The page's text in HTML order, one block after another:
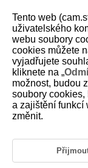
D388-194
Opětovné
Wi-Fi/
Nastavení připojení
k opětovnému
Tento web
uživatelského
webu soubory
cookies můžete
vyjadřujete
kliknete na „
možnost, budou
soubory cookies,
a zajištění funkcí
změnit.